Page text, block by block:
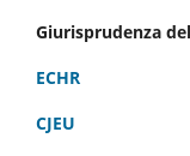
Giurisprudenza
ECHR
CJEU